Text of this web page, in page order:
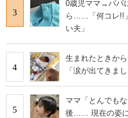
3
0歳児ママ→パパ
ら……「何コレ!!
い夫」
4
生まれたときか
「涙が出てきま
5
ママ「とんでも
後…… 現在の姿に